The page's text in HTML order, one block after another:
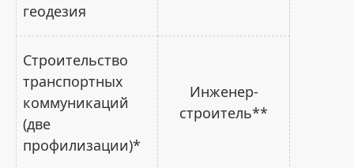
геодезия
Строительство
транспортных
коммуникаций
(две
профилизации)*
Инженер-
строитель**